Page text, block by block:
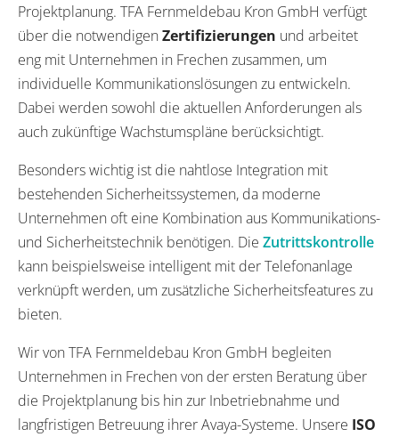
Projektplanung. TFA Fernmeldebau Kron GmbH verfügt
über die notwendigenZertifizierungen und arbeitet
eng mit Unternehmen in Frechen zusammen, um
individuelle Kommunikationslösungen zu entwickeln.
Dabei werden sowohl die aktuellen Anforderungen als
auch zukünftige Wachstumspläne berücksichtigt.
Besonders wichtig ist die nahtlose Integration mit
bestehenden Sicherheitssystemen, da moderne
Unternehmen oft eine Kombination aus Kommunikations-
und Sicherheitstechnik benötigen. Die Zutrittskontrolle
kann beispielsweise intelligent mit der Telefonanlage
verknüpft werden, um zusätzliche Sicherheitsfeatures zu
bieten.
Wir von TFA Fernmeldebau Kron GmbH begleiten
Unternehmen in Frechen von der ersten Beratung über
die Projektplanung bis hin zur Inbetriebnahme und
langfristigen Betreuung ihrer Avaya-Systeme. Unsere ISO